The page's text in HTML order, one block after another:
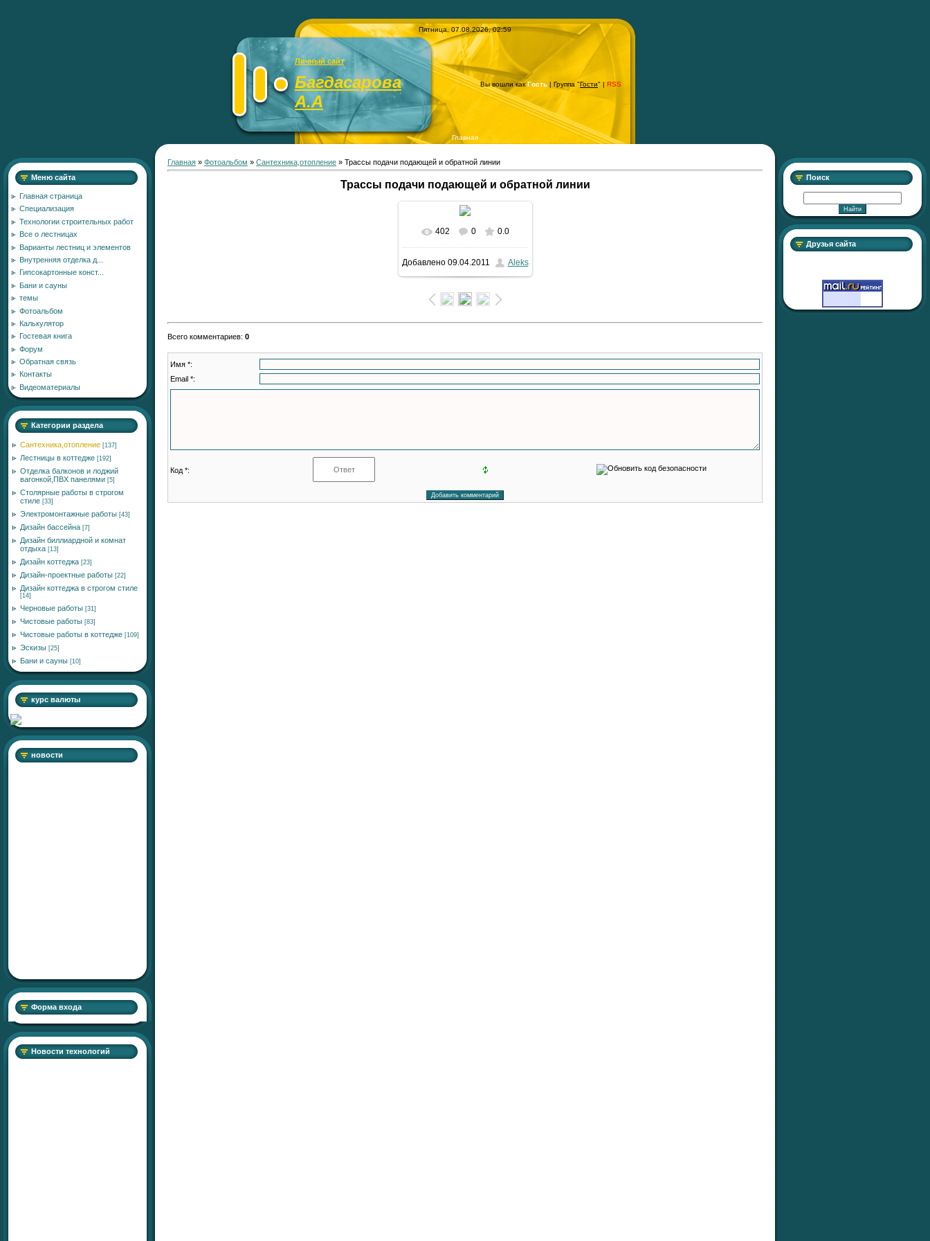
Пятница, 07.08.2026, 02:59
Личный сайт
Багдасарова
А.А
Вы вошли какГость | Группа "Гости" | RSS
Главная
Меню сайта
Главная страница
Специализация
Технологии строительных работ
Все о лестницах
Варианты лестниц и элементов
Внутренняя отделка д...
Гипсокартонные конст...
Бани и сауны
темы
Фотоальбом
Калькулятор
Гостевая книга
Форум
Обратная связь
Контакты
Видеоматериалы
Категории раздела
Сантехника,отопление [137]
Лестницы в коттедже [192]
Отделка балконов и лоджий
вагонкой,ПВХ панелями [5]
Столярные работы в строгом
стиле [33]
Электромонтажные работы [43]
Дизайн бассейна [7]
Дизайн биллиардной и комнат
отдыха [13]
Дизайн коттеджа [23]
Дизайн-проектные работы [22]
Дизайн коттеджа в строгом стиле
[14]
Черновые работы [31]
Чистовые работы [83]
Чистовые работы в коттедже [109]
Эскизы [25]
Бани и сауны [10]
курс валюты
новости
Форма входа
Новости технологий
Главная » Фотоальбом » Сантехника,отопление » Трассы подачи подающей и обратной линии
Трассы подачи подающей и обратной линии
В реальном размере
1024x576/ 72.6Kb
402 0 0.0
Добавлено09.04.2011 Aleks
Всего комментариев: 0
Имя *:
Email *:
Код *:
Поиск
Друзья сайта